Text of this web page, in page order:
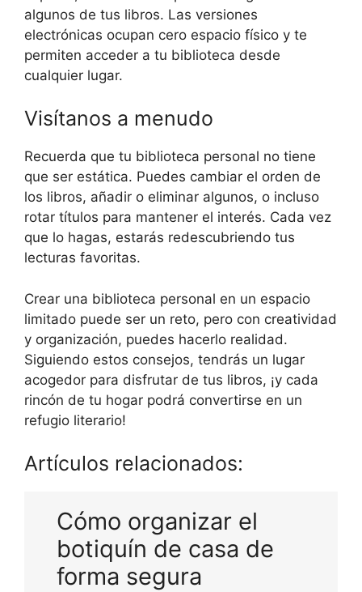
algunos de tus libros. Las versiones
electrónicas ocupan cero espacio físico y te
permiten acceder a tu biblioteca desde
cualquier lugar.
Visítanos a menudo
Recuerda que tu biblioteca personal no tiene
que ser estática. Puedes cambiar el orden de
los libros, añadir o eliminar algunos, o incluso
rotar títulos para mantener el interés. Cada vez
que lo hagas, estarás redescubriendo tus
lecturas favoritas.
Crear una biblioteca personal en un espacio
limitado puede ser un reto, pero con creatividad
y organización, puedes hacerlo realidad.
Siguiendo estos consejos, tendrás un lugar
acogedor para disfrutar de tus libros, ¡y cada
rincón de tu hogar podrá convertirse en un
refugio literario!
Artículos relacionados:
Cómo organizar el
botiquín de casa de
forma segura